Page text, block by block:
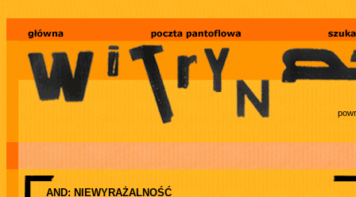
AND: NIEWYRAŻALNOŚĆ